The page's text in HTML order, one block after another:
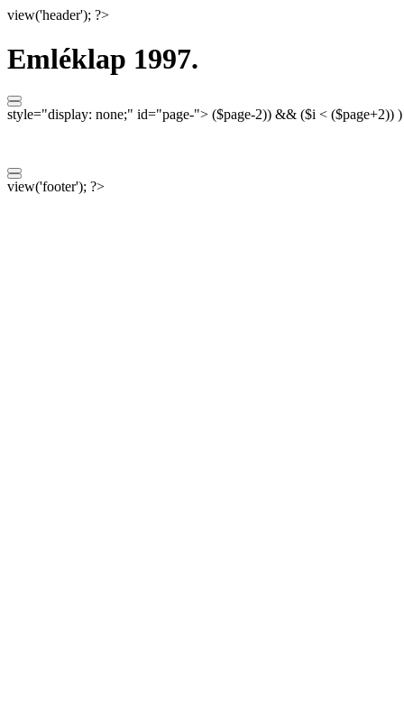
view('header'); ?>
Emléklap 1997.
style="display: none;" id="page-"> ($page-2)) && ($i < ($page+2))
view('footer'); ?>